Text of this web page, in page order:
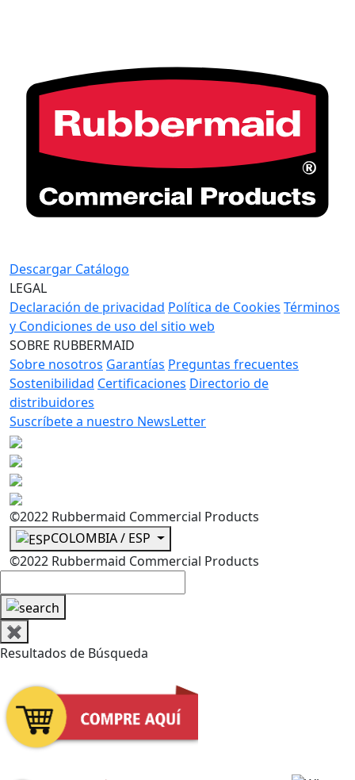
Descargar Catálogo
LEGAL
Declaración de privacidad Política de Cookies Términos
y Condiciones de uso del sitio web
SOBRE RUBBERMAID
Sobre nosotros Garantías Preguntas frecuentes
Sostenibilidad Certificaciones Directorio de
distribuidores
Suscríbete a nuestro NewsLetter
©2022 Rubbermaid Commercial Products
COLOMBIA / ESP
©2022 Rubbermaid Commercial Products
✖
Resultados de Búsqueda